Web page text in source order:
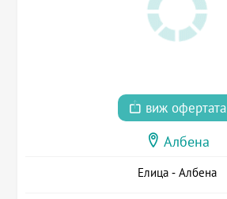
виж офертата
Албена
Елица - Албена